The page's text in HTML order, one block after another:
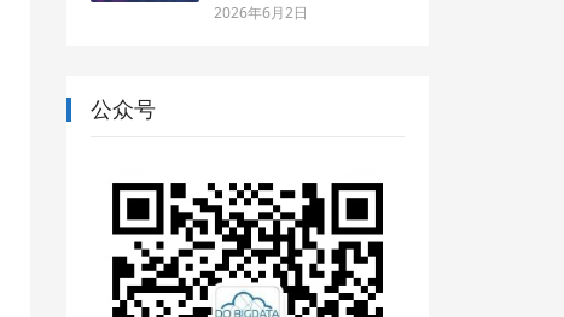
2026年6月2日
公众号